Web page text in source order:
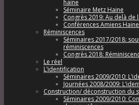
haine
Séminaire Metz Haine
Congrès 2019: Au delà de
Conférences Amiens
Réminiscences
Séminaires 2017/2018:
réminiscences
Congrès 2018:
Le réel
L’identification
Séminaires 2009/2010:
Journées 2008/2009:
Construction/ déconstruction du
Séminaires 2009/2010: